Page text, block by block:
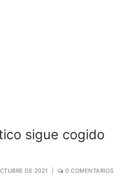
sigue cogido
DE 2021 0 COMENTARIOS